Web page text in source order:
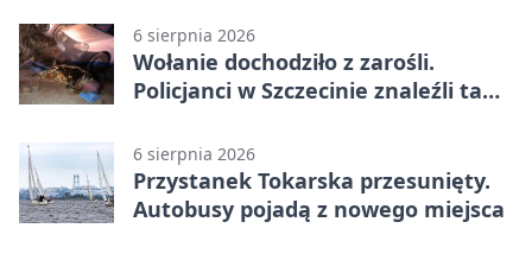
6 sierpnia 2026
Wołanie dochodziło z zarośli.
Policjanci w Szczecinie znaleźli tam
6 sierpnia 2026
Przystanek Tokarska przesunięty.
Autobusy pojadą z nowego miejsca